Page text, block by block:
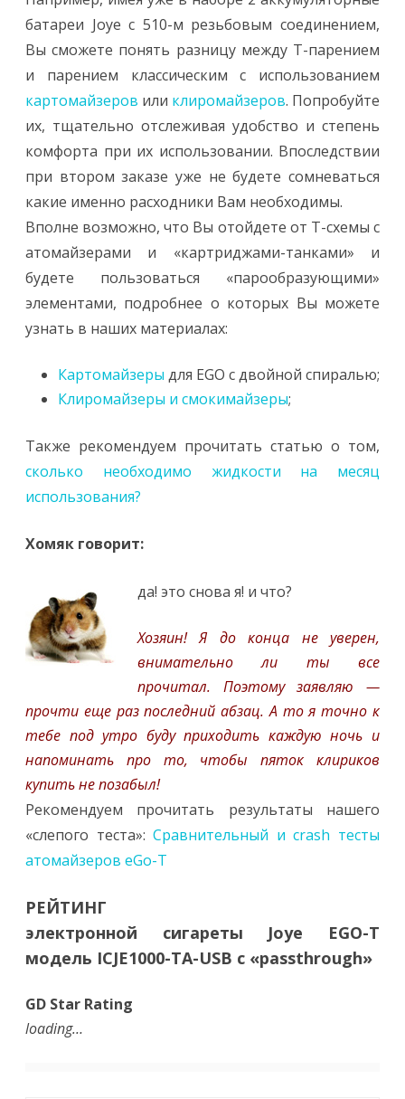
батареи Joye с 510-м резьбовым соединением,
Вы сможете понять разницу между Т-парением
и парением классическим с использованием
картомайзеров или клиромайзеров. Попробуйте
их, тщательно отслеживая удобство и степень
комфорта при их использовании. Впоследствии
при втором заказе уже не будете сомневаться
какие именно расходники Вам необходимы.
Вполне возможно, что Вы отойдете от Т-схемы с
атомайзерами и «картриджами-танками» и
будете пользоваться «парообразующими»
элементами, подробнее о которых Вы можете
узнать в наших материалах:
Картомайзеры для EGO с двойной спиралью;
Клиромайзеры и смокимайзеры;
Также рекомендуем прочитать статью о том,
сколько необходимо жидкости на месяц
использования?
Хомяк говорит:
да! это снова я! и что?
Хозяин! Я до конца не уверен,
внимательно ли ты все
прочитал. Поэтому заявляю —
прочти еще раз последний абзац. А то я точно к
тебе под утро буду приходить каждую ночь и
напоминать про то, чтобы пяток клириков
купить не позабыл!
Рекомендуем прочитать результаты нашего
«слепого теста»:Сравнительный и crash тесты
атомайзеров eGo-Т
РЕЙТИНГ
электронной сигареты Joye EGO-T
модель ICJE1000-TA-USB с «passthrough»
GD Star Rating
loading…